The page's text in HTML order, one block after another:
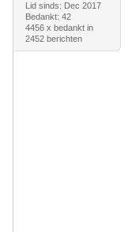
Lid sinds: Dec 2017
Bedankt: 42
4456 x bedankt in
2452 berichten